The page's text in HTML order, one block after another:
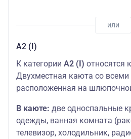
А2 (I)
К категории А2 (I) относятся
Двухместная каюта со всеми
расположенная на
В каюте: две односпальные
одежды, ванная комната
телевизор, холодильник,